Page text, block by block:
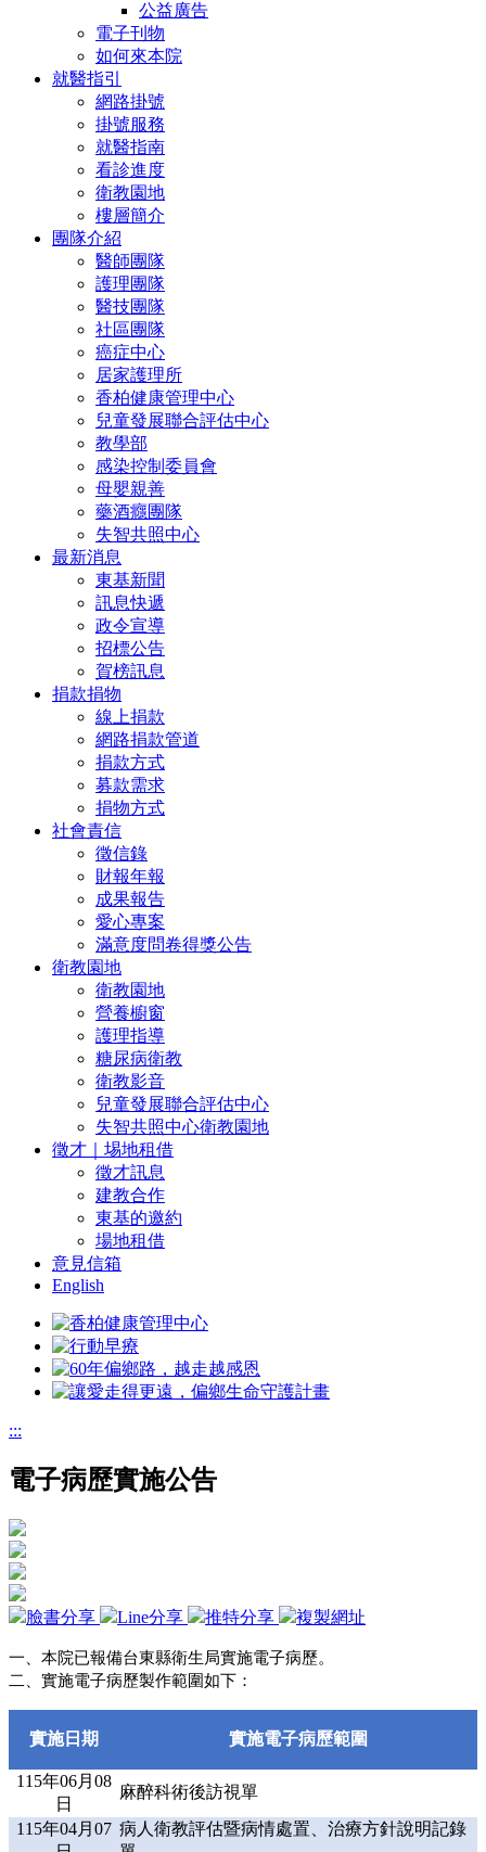
公益廣告
電子刊物
如何來本院
就醫指引
網路掛號
掛號服務
就醫指南
看診進度
衛教園地
樓層簡介
團隊介紹
醫師團隊
護理團隊
醫技團隊
社區團隊
癌症中心
居家護理所
香柏健康管理中心
兒童發展聯合評估中心
教學部
感染控制委員會
母嬰親善
藥酒癮團隊
失智共照中心
最新消息
東基新聞
訊息快遞
政令宣導
招標公告
賀榜訊息
捐款捐物
線上捐款
網路捐款管道
捐款方式
募款需求
捐物方式
社會責信
徵信錄
財報年報
成果報告
愛心專案
滿意度問卷得獎公告
衛教園地
衛教園地
營養櫥窗
護理指導
糖尿病衛教
衛教影音
兒童發展聯合評估中心
失智共照中心衛教園地
徵才｜埸地租借
徵才訊息
建教合作
東基的邀約
場地租借
意見信箱
English
:::
電子病歷實施公告
臉書分享 Line分享 推特分享 複製網址
一、本院已報備台東縣衛生局實施電子病歷。
二、實施電子病歷製作範圍如下：
實施日期 實施電子病歷範圍
115年06月08
日
麻醉科術後訪視單
115年04月07 病人衛教評估暨病情處置、治療方針說明記錄